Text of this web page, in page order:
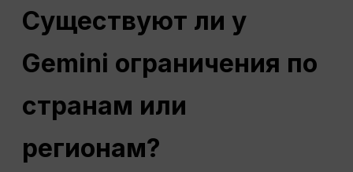
Существуют ли у
Gemini ограничения по
странам или
регионам?